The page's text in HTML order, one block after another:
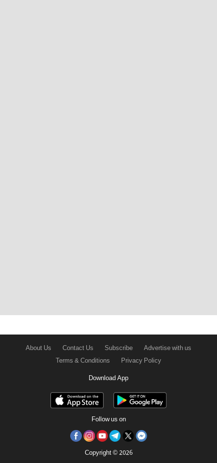
About Us Contact Us Subscribe
Advertise with us
Terms & Conditions
Privacy Policy
Download App
Follow us on
Copyright © 2026